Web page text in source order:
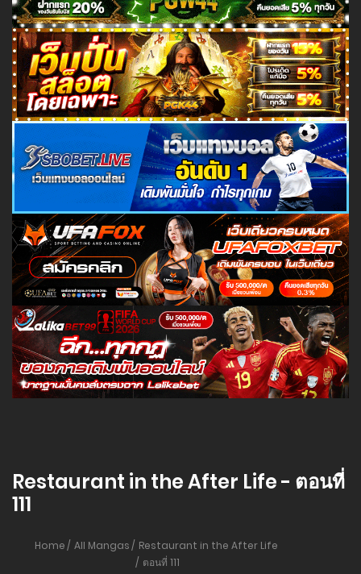
Restaurant in the After Life - ตอนที่
111
Home All Mangas
Restaurant in the After Life
ตอนที่ 111